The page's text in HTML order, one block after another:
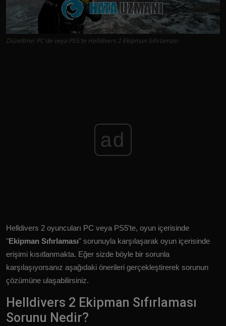
Düzeltme: PC'de veya PS5'te Helldivers 2 Ekipman Sıfırlaması
ad
Helldivers 2 oyuncuları PC veya PS5'te, oyun içerisinde
"Ekipman Sıfırlaması" sorunuyla karşılaşarak oyun içerisinde
erişimi kısıtlanmakta. Eğer sizde böyle bir sorunla
karşılaşıyorsanız aşağıdaki önerileri gerçekleştirerek sorunun
çözümüne ulaşabilirsiniz.
Helldivers 2 Ekipman Sıfırlaması
Sorunu Nedir?